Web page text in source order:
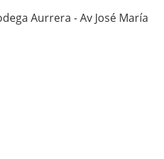
Aurrera - Av José María